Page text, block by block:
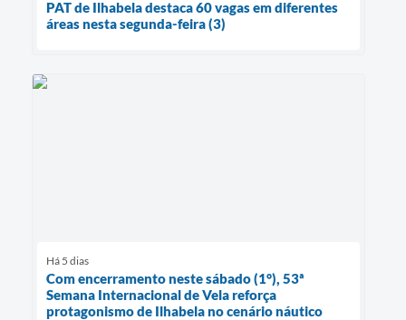
PAT de Ilhabela destaca 60 vagas em diferentes
áreas nesta segunda-feira (3)
Há 5 dias
Com encerramento neste sábado (1°), 53ª
Semana Internacional de Vela reforça
protagonismo de Ilhabela no cenário náutico